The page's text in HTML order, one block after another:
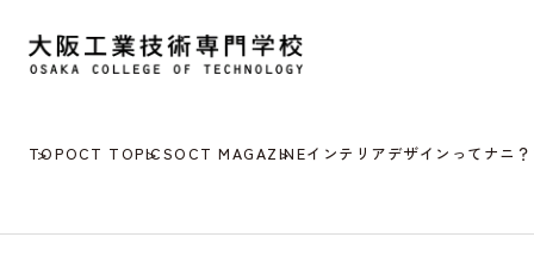
TOPOCT TOPICSOCT MAGAZINEインテリアデザインってナニ？